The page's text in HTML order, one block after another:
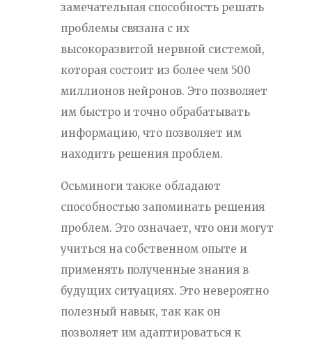
замечательная способность решать
проблемы связана с их
высокоразвитой нервной системой,
которая состоит из более чем 500
миллионов нейронов. Это позволяет
им быстро и точно обрабатывать
информацию, что позволяет им
находить решения проблем.
Осьминоги также обладают
способностью запоминать решения
проблем. Это означает, что они могут
учиться на собственном опыте и
применять полученные знания в
будущих ситуациях. Это невероятно
полезный навык, так как он
позволяет им адаптироваться к